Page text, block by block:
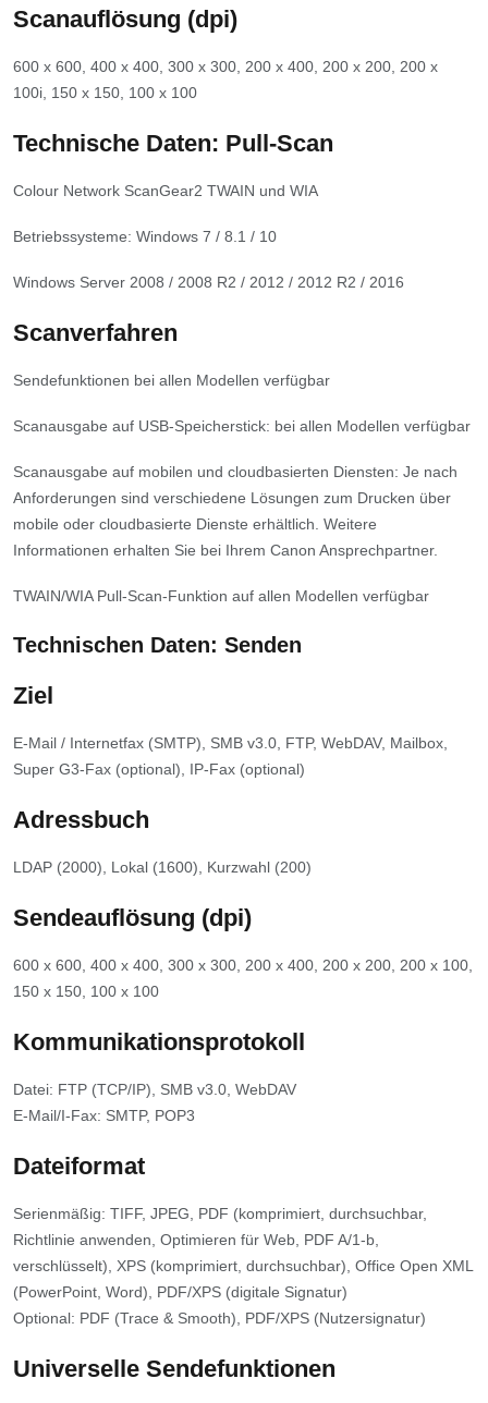
Scanauflösung (dpi)
600 x 600, 400 x 400, 300 x 300, 200 x 400, 200 x 200, 200 x
100i, 150 x 150, 100 x 100
Technische Daten: Pull-Scan
Colour Network ScanGear2 TWAIN und WIA
Betriebssysteme: Windows 7 / 8.1 / 10
Windows Server 2008 / 2008 R2 / 2012 / 2012 R2 / 2016
Scanverfahren
Sendefunktionen bei allen Modellen verfügbar
Scanausgabe auf USB-Speicherstick: bei allen Modellen verfügbar
Scanausgabe auf mobilen und cloudbasierten Diensten: Je nach
Anforderungen sind verschiedene Lösungen zum Drucken über
mobile oder cloudbasierte Dienste erhältlich. Weitere
Informationen erhalten Sie bei Ihrem Canon Ansprechpartner.
TWAIN/WIA Pull-Scan-Funktion auf allen Modellen verfügbar
Technischen Daten: Senden
Ziel
E-Mail / Internetfax (SMTP), SMB v3.0, FTP, WebDAV, Mailbox,
Super G3-Fax (optional), IP-Fax (optional)
Adressbuch
LDAP (2000), Lokal (1600), Kurzwahl (200)
Sendeauflösung (dpi)
600 x 600, 400 x 400, 300 x 300, 200 x 400, 200 x 200, 200 x 100,
150 x 150, 100 x 100
Kommunikationsprotokoll
Datei: FTP (TCP/IP), SMB v3.0, WebDAV
E-Mail/I-Fax: SMTP, POP3
Dateiformat
Serienmäßig: TIFF, JPEG, PDF (komprimiert, durchsuchbar,
Richtlinie anwenden, Optimieren für Web, PDF A/1-b,
verschlüsselt), XPS (komprimiert, durchsuchbar), Office Open XML
(PowerPoint, Word), PDF/XPS (digitale Signatur)
Optional: PDF (Trace & Smooth), PDF/XPS (Nutzersignatur)
Universelle Sendefunktionen